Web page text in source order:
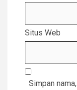
Situs Web
Simpan